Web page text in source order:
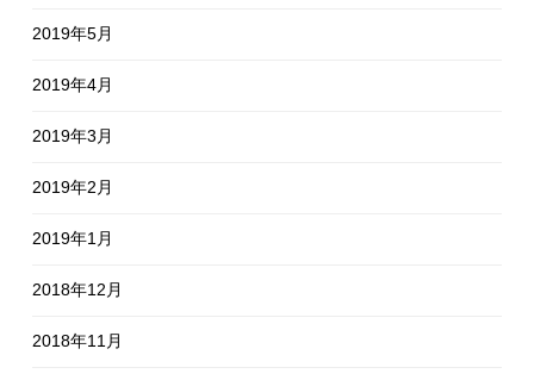
2019年5月
2019年4月
2019年3月
2019年2月
2019年1月
2018年12月
2018年11月